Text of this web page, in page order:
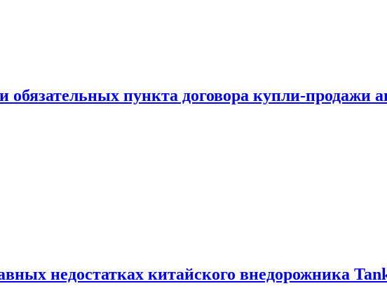
обязательных пункта договора купли-продажи
недостатках китайского внедорожника